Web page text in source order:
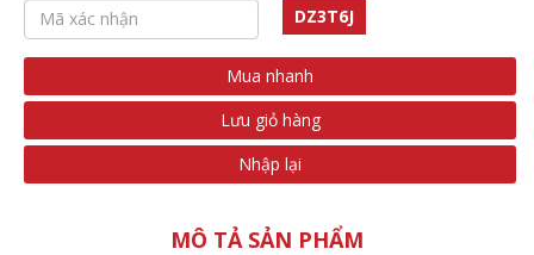
DZ3T6J
Mua nhanh
Lưu giỏ hàng
Nhập lại
MÔ TẢ SẢN PHẨM